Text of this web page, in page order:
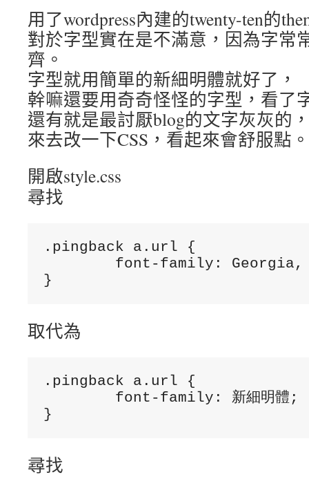
用了wordpress內建的twenty-ten的
對於字型實在是不滿意，因為字常
齊。
字型就用簡單的新細明體就好了，
幹嘛還要用奇奇怪怪的字型，看了
還有就是最討厭blog的文字灰灰的
來去改一下CSS，看起來會舒服點。
開啟style.css
尋找
.pingback a.url {
}
取代為
.pingback a.url {
尋找